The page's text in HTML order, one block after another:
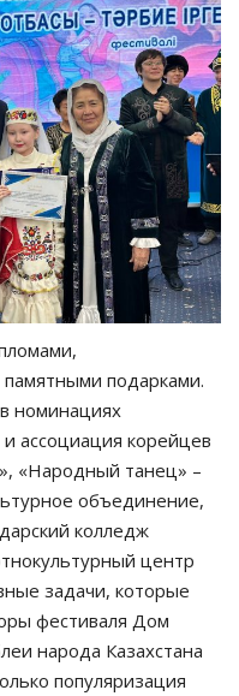
подарками.
номинациях
ассоциация корейцев
«Народный танец» –
объединение,
колледж
центр
задачи, которые
фестиваля Дом
народа Казахстана
популяризация